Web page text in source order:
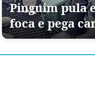
Pinguim pula
foca e pega